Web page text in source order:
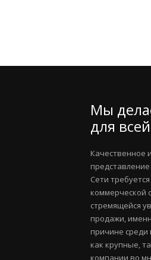
Мы
для
Качественное
Сети
коммерческой
стремящейся
продажи,
причине
как крупные,
компании во